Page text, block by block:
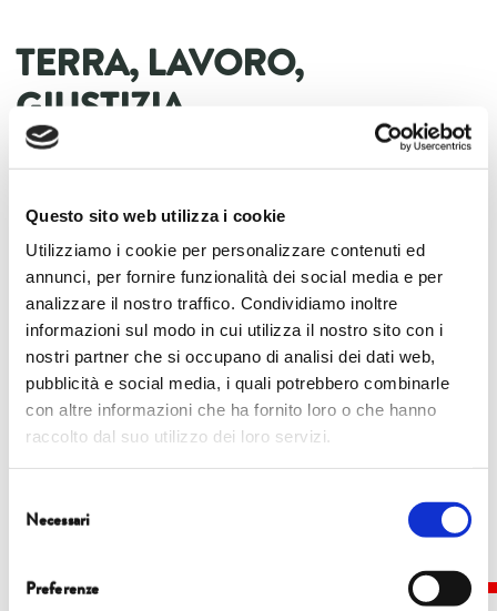
Questo sito web utilizza i cookie
Utilizziamo i cookie per personalizzare contenuti ed
annunci, per fornire funzionalità dei social media e per
analizzare il nostro traffico. Condividiamo inoltre
informazioni sul modo in cui utilizza il nostro sito con i
nostri partner che si occupano di analisi dei dati web,
pubblicità e social media, i quali potrebbero combinarle
con altre informazioni che ha fornito loro o che hanno
raccolto dal suo utilizzo dei loro servizi.
delNecessari
Preferenze
TERRA, LAVORO,
GIUSTIZIA
Giuslavoristi Italianie dell’Associazione Pia Pera – Orti
di Pace
conTatiana Biagioni